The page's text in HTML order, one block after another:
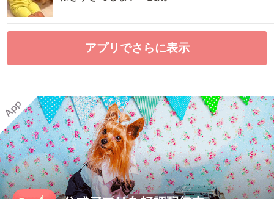
アプリでさらに表示